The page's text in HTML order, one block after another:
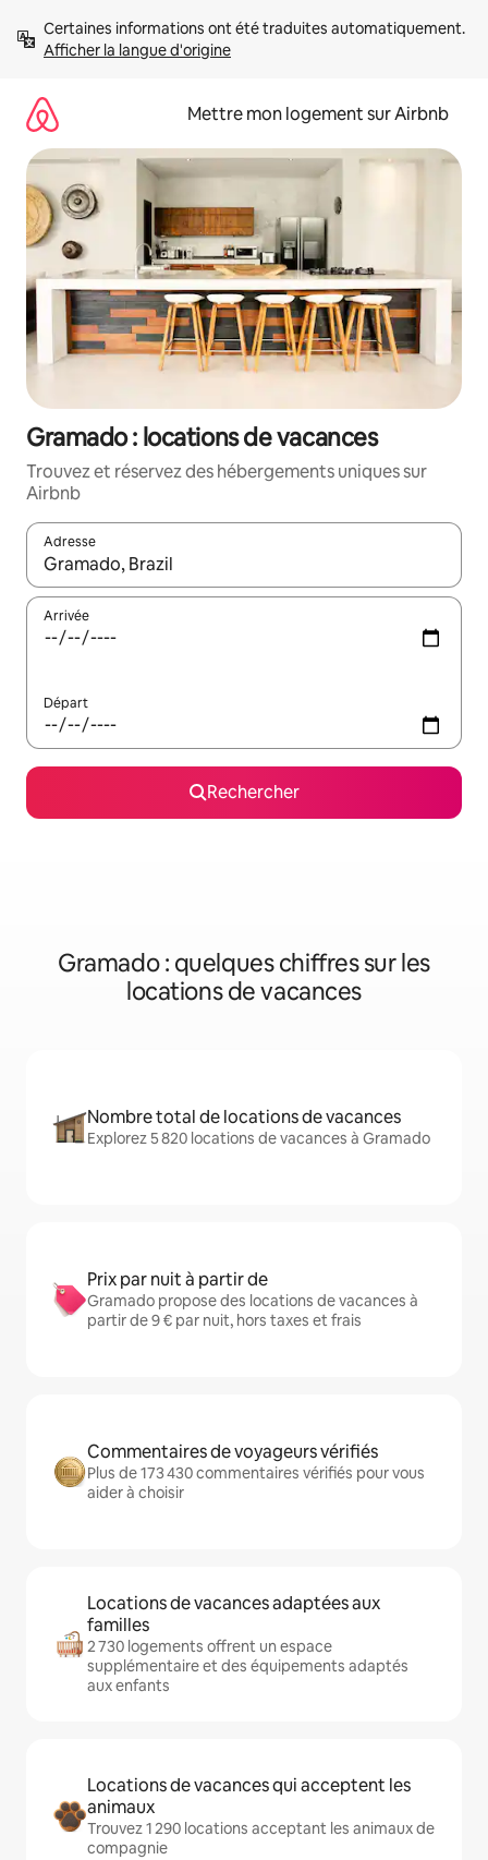
directement
Afficher la langue d'origine
Mettre mon logement sur Airbnb
Gramado : locations de vacances
Trouvez et réservez des hébergements uniques sur
Airbnb
Adresse
Lorsque les résultats s'affichent, utilisez les flèches vers le
Arrivée
Départ
Rechercher
Gramado : quelques chiffres sur les
locations de vacances
Nombre total de locations de vacances
Explorez 5 820 locations de vacances à Gramado
Prix par nuit à partir de
Gramado propose des locations de vacances à
partir de 9 € par nuit, hors taxes et frais
Commentaires de voyageurs vérifiés
Plus de 173 430 commentaires vérifiés pour vous
aider à choisir
Locations de vacances adaptées aux
familles
2 730 logements offrent un espace
supplémentaire et des équipements adaptés
aux enfants
Locations de vacances qui acceptent les
animaux
Trouvez 1 290 locations acceptant les animaux de
compagnie